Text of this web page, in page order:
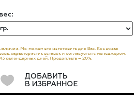
Мы можем его изготовить для Вас. Конечная
характеристик вставок и согласуется с менеджером.
календарных дней. Предоплата – 20%.
ДОБАВИТЬ
В ИЗБРАННОЕ